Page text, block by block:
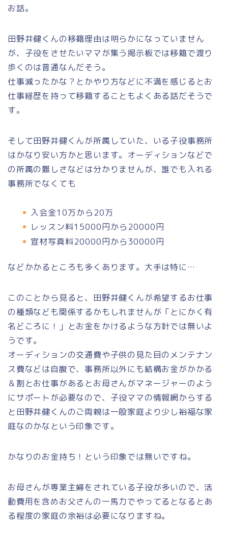
お話。
田野井健くんの移籍理由は明らかになっていません
が、子役をさせたいママが集う掲示板では移籍で渡り
歩くのは普通なんだそう。
仕事減ったかな？とかやり方などに不満を感じるとお
仕事経歴を持って移籍することもよくある話だそうで
す。
そして田野井健くんが所属していた、いる子役事務所
はかなり安い方かと思います。オーディションなどで
の所属の難しさなどは分かりませんが、誰でも入れる
事務所でなくても
入会金10万から20万
レッスン料15000円から20000円
宣材写真料20000円から30000円
などかかるところも多くあります。大手は特に…
このことから見ると、田野井健くんが希望するお仕事
の種類なども関係するかもしれませんが「とにかく有
名どころに！」とお金をかけるような方針では無いよ
うです。
オーディションの交通費や子供の見た目のメンテナン
ス費などは自腹で、事務所以外にも結構お金がかかる
＆割とお仕事があるとお母さんがマネージャーのよう
にサポートが必要なので、子役ママの情報網からする
と田野井健くんのご両親は一般家庭より少し裕福な家
庭なのかなという印象です。
かなりのお金持ち！という印象では無いですね。
お母さんが専業主婦をされている子役が多いので、活
動費用を含めお父さんの一馬力でやってるとなるとあ
る程度の家庭の余裕は必要になりますね。